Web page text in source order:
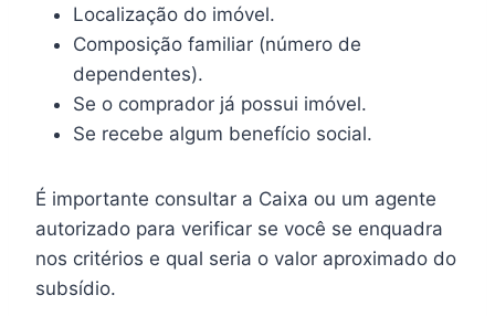
Localização do imóvel.
Composição familiar (número de
dependentes).
Se o comprador já possui imóvel.
Se recebe algum benefício social.
É importante consultar a Caixa ou um agente
autorizado para verificar se você se enquadra
nos critérios e qual seria o valor aproximado do
subsídio.